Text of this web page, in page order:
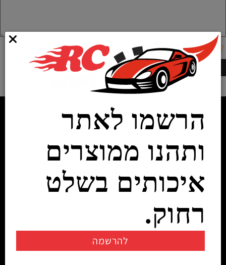
הרשמו לאתר
ותהנו ממוצרים
איכותים בשלט
רחוק.
להרשמה